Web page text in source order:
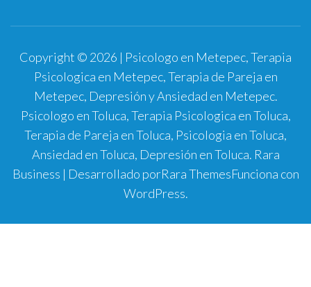
Copyright © 2026 | Psicologo en Metepec, Terapia
Psicologica en Metepec, Terapia de Pareja en
Metepec, Depresión y Ansiedad en Metepec.
Psicologo en Toluca, Terapia Psicologica en Toluca,
Terapia de Pareja en Toluca, Psicologia en Toluca,
Ansiedad en Toluca, Depresión en Toluca. Rara
Business | Desarrollado porRara ThemesFunciona con
WordPress.